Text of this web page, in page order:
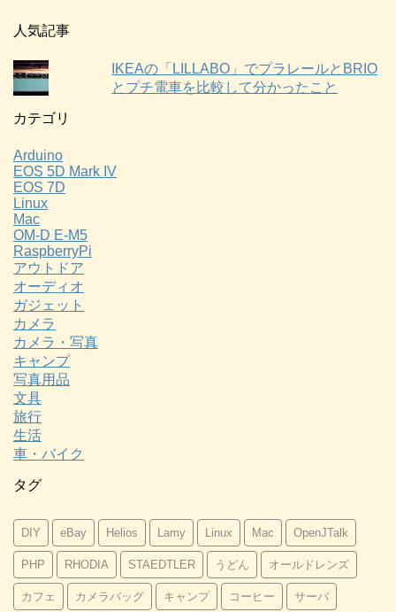
人気記事
IKEAの「LILLABO」でプラレールとBRIO
とプチ電車を比較して分かったこと
カテゴリ
Arduino
EOS 5D Mark IV
EOS 7D
Linux
Mac
OM-D E-M5
RaspberryPi
アウトドア
オーディオ
ガジェット
カメラ
カメラ・写真
キャンプ
写真用品
文具
旅行
生活
車・バイク
タグ
DIY eBay Helios Lamy Linux Mac OpenJTalk
PHP RHODIA STAEDTLER うどん オールドレンズ
カフェ カメラバッグ キャンプ コーヒー サーバ